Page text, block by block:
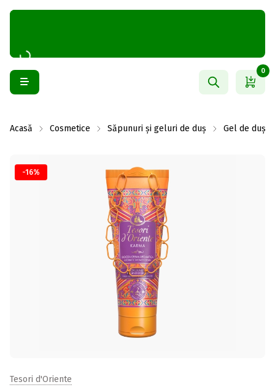
0
Acasă Cosmetice Săpunuri și geluri de duș Gel de duș
-16%
Tesori d'Oriente